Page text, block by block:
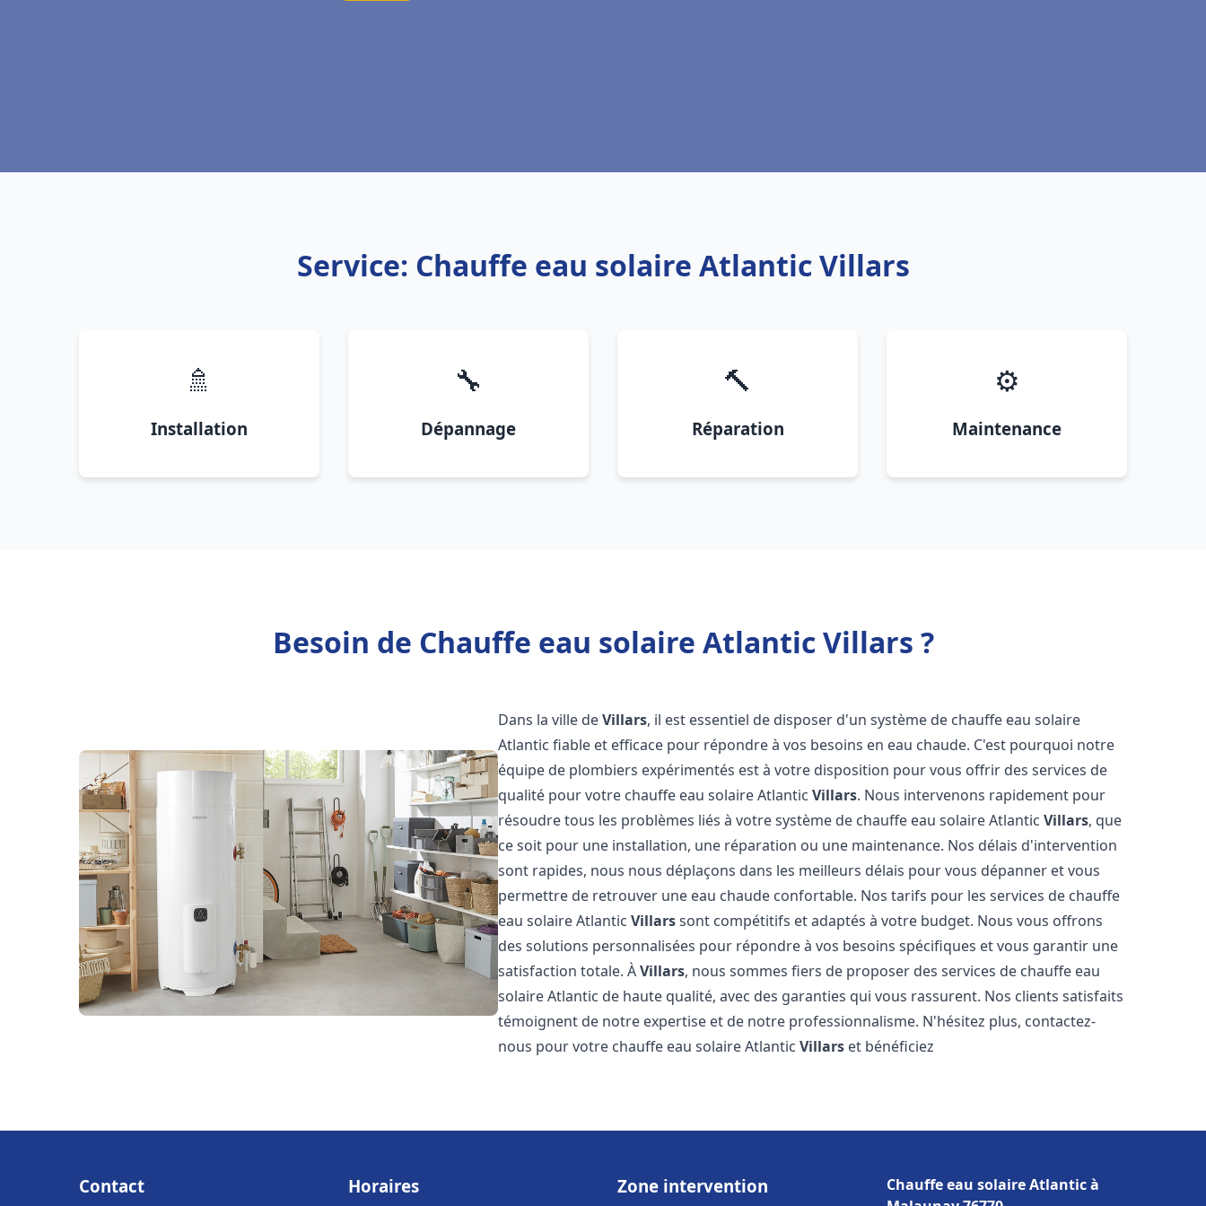
Service: Chauffe eau solaire Atlantic Villars
🚿
Installation
🔧
Dépannage
🔨
Réparation
⚙️
Maintenance
Besoin de Chauffe eau solaire Atlantic Villars ?
Dans la ville deVillars, il est essentiel de disposer d'un système de chauffe eau solaire
Atlantic fiable et efficace pour répondre à vos besoins en eau chaude. C'est pourquoi notre
équipe de plombiers expérimentés est à votre disposition pour vous offrir des services de
qualité pour votre chauffe eau solaire AtlanticVillars. Nous intervenons rapidement pour
résoudre tous les problèmes liés à votre système de chauffe eau solaire AtlanticVillars, que
ce soit pour une installation, une réparation ou une maintenance. Nos délais d'intervention
sont rapides, nous nous déplaçons dans les meilleurs délais pour vous dépanner et vous
permettre de retrouver une eau chaude confortable. Nos tarifs pour les services de chauffe
eau solaire AtlanticVillarssont compétitifs et adaptés à votre budget. Nous vous offrons
des solutions personnalisées pour répondre à vos besoins spécifiques et vous garantir une
satisfaction totale. ÀVillars, nous sommes fiers de proposer des services de chauffe eau
solaire Atlantic de haute qualité, avec des garanties qui vous rassurent. Nos clients satisfaits
témoignent de notre expertise et de notre professionnalisme. N'hésitez plus, contactez-
nous pour votre chauffe eau solaire AtlanticVillars et bénéficiez
Contact Horaires Zone intervention
Chauffe eau solaire Atlantic à